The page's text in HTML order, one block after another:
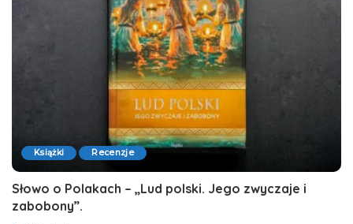
Książki Recenzje
Słowo o Polakach – „Lud polski. Jego zwyczaje i
zabobony”.